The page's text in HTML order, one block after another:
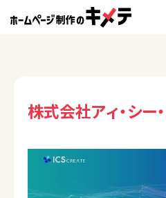
株式会社アィ・シー